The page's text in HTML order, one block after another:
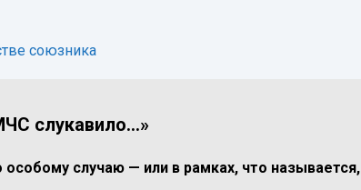
союзника
слукавило…»
случаю — или в рамках, что называется,